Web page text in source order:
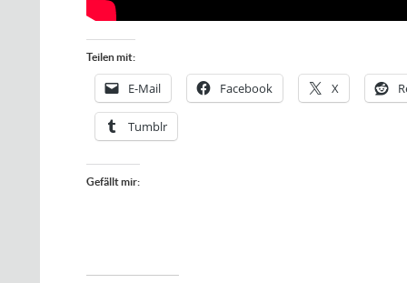
Teilen mit:
E-Mail Facebook X
Tumblr
Gefällt mir: